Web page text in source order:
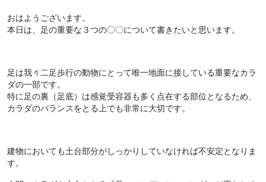
おはようございます。
本日は、足の重要な３つの〇〇について書きたいと思います。
足は我々二足歩行の動物にとって唯一地面に接している重要なカラ
ダの一部です。
特に足の裏（足底）は感覚受容器も多く点在する部位となるため、
カラダのバランスをとる上でも非常に大切です。
建物においても土台部分がしっかりしていなければ不安定となりま
す。